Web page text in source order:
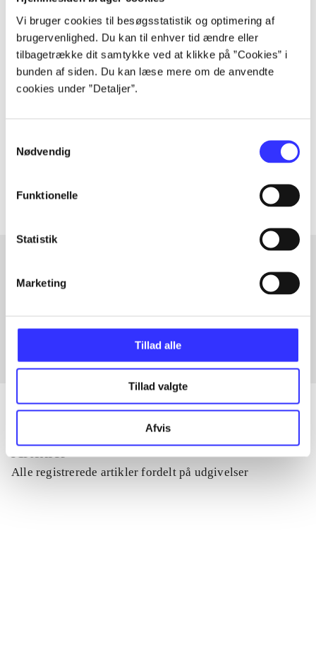
Vi bruger cookies til besøgsstatistik og optimering af
brugervenlighed. Du kan til enhver tid ændre eller
tilbagetrække dit samtykke ved at klikke på ”Cookies” i
bunden af siden. Du kan læse mere om de anvendte
cookies under ”Detaljer”.
Nødvendig
Funktionelle
Statistik
Marketing
Tillad alle
Tillad valgte
Afvis
Tidsskrift
Artiklen er en del af
Artikler med samme emner
Artikler
Alle registrerede artikler fordelt på udgivelser